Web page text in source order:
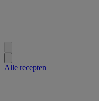
Alle recepten